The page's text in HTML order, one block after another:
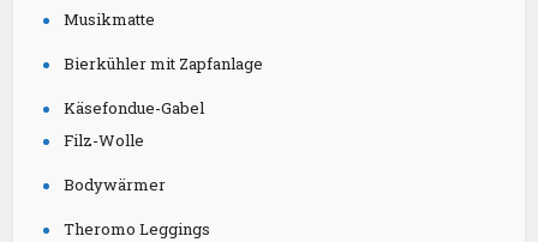
Musikmatte
Bierkühler mit Zapfanlage
Käsefondue-Gabel
Filz-Wolle
Bodywärmer
Theromo Leggings